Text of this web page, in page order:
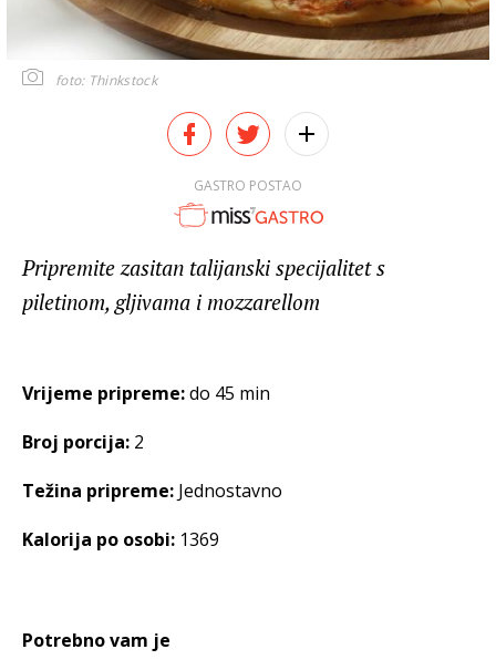
foto: Thinkstock
GASTRO POSTAO
Pripremite zasitan talijanski specijalitet s
piletinom, gljivama i mozzarellom
Vrijeme pripreme:do 45 min
Broj porcija: 2
Težina pripreme: Jednostavno
Kalorija po osobi: 1369
Potrebno vam je